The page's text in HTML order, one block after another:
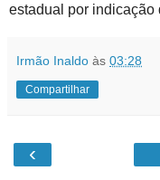
estadual por
Irmão Inaldo às 03:28
Compartilhar
‹